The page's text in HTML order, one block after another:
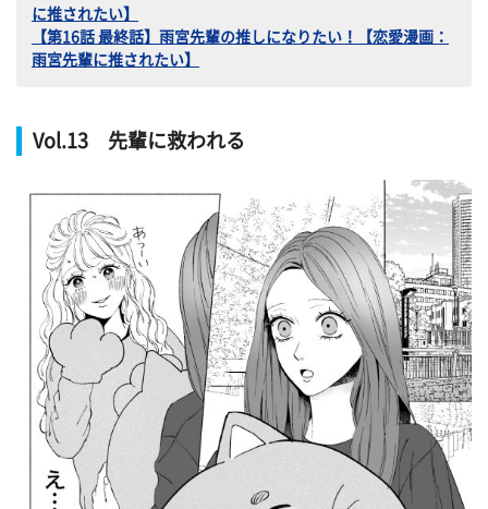
に推されたい】
【第16話 最終話】雨宮先輩の推しになりたい！【恋愛漫画：
雨宮先輩に推されたい】
Vol.13 先輩に救われる